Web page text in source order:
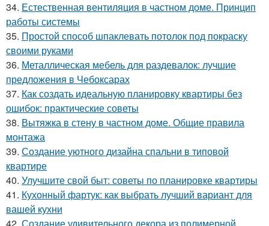
34. Естественная вентиляция в частном доме. Принцип
работы системы
35. Простой способ шпаклевать потолок под покраску
своими руками
36. Металлическая мебель для раздевалок: лучшие
предложения в Чебоксарах
37. Как создать идеальную планировку квартиры без
ошибок: практические советы
38. Вытяжка в стену в частном доме. Общие правила
монтажа
39. Создание уютного дизайна спальни в типовой
квартире
40. Улучшите свой быт: советы по планировке квартиры
41. Кухонный фартук: как выбрать лучший вариант для
вашей кухни
42. Создание удивительного декора из полимерной